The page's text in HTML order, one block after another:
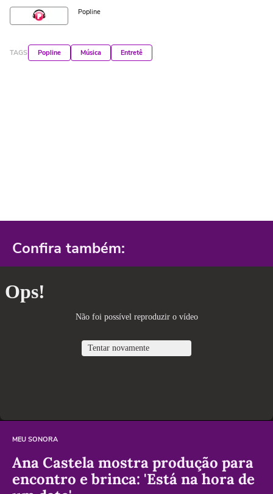
Popline
TAGS Popline Música Entretê
Confira também:
MEU SONORA
Ana Castela mostra produção para
encontro e brinca: 'Está na hora de